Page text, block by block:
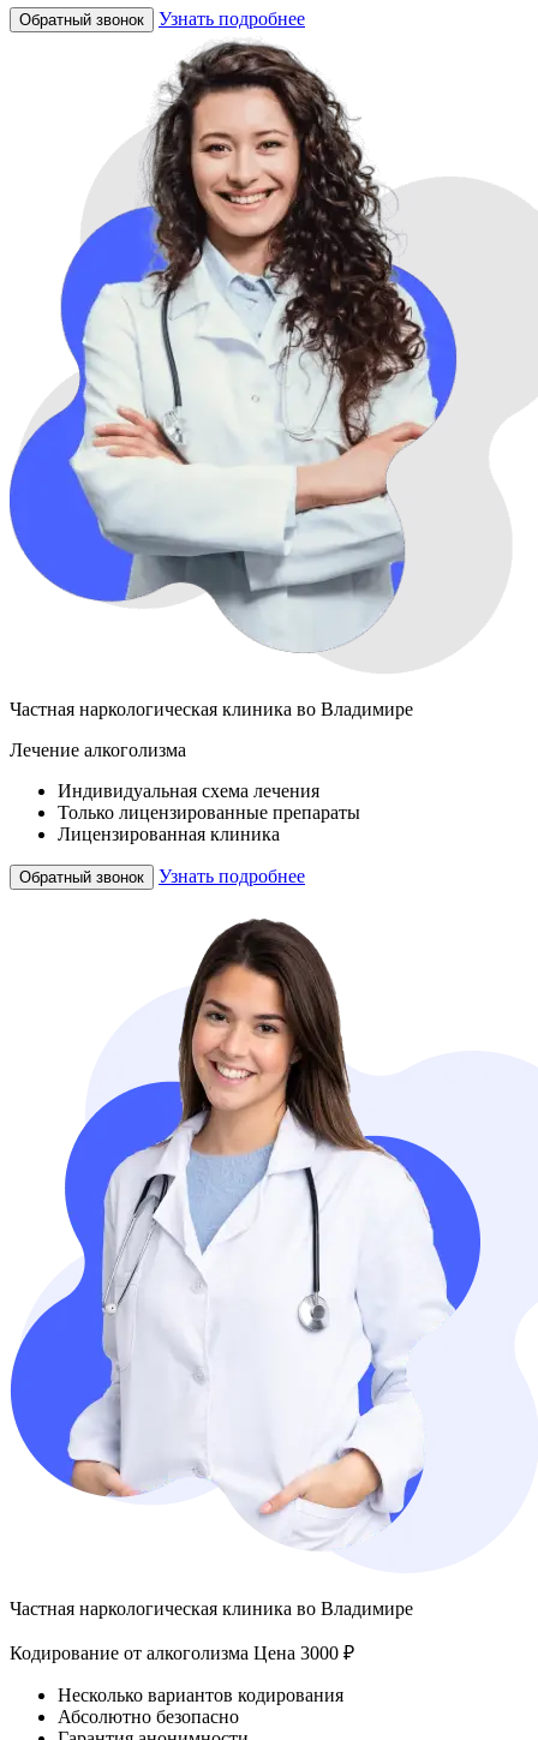
Обратный звонок Узнать подробнее
Частная наркологическая клиника во Владимире
Лечение алкоголизма
Индивидуальная схема лечения
Только лицензированные препараты
Лицензированная клиника
Обратный звонок Узнать подробнее
Частная наркологическая клиника во Владимире
Кодирование от алкоголизма Цена 3000 ₽
Несколько вариантов кодирования
Абсолютно безопасно